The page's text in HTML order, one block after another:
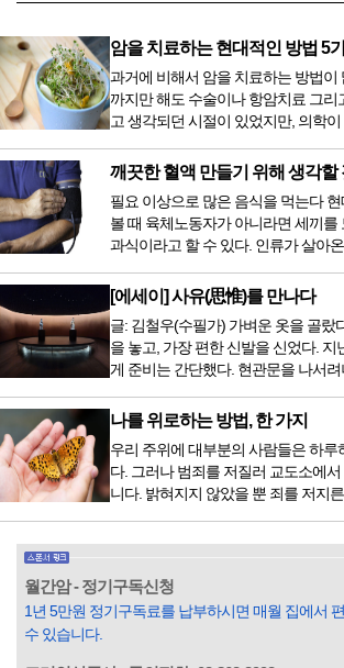
암을 치료하는 현대적인 방법 5
과거에 비해서 암을 치료하는 방법이
까지만 해도 수술이나 항암치료 그
고 생각되던 시절이 있었지만, 의학이
오면서 암을 치료하는 방법이 하나 더
자 치료를 받기 위해서는 일본이나
있는 나라에 가서 힘들게 치료받았지
전립선암 환자를 시작으로 중입자 치
치료 범위가 한정되어 모든 암 환자가
는 없지만 치료...
깨끗한 혈액 만들기 위해 생각할
필요 이상으로 많은 음식을 먹는다
볼 때 육체노동자가 아니라면 세끼를
과식이라고 할 수 있다. 인류가 살아
저녁을 습관적으로 음식을 섭취한다.
음식을 먹거나, 아침에 식욕이 없는데
가 활기차다’라는 이야기에 사로잡
다. 식욕이 없다는 느낌은 본능이 보
화할 힘이 없다거나 더 이상 먹으면
[에세이] 사유(思惟)를 만나다
글: 김철우(수필가) 가벼운 옷을 골랐
을 놓고, 가장 편한 신발을 신었다.
게 준비는 간단했다. 현관문을 나서려
막이 열리기 전. 그 특유의 무대 냄새
은 것이었다. 두 금동 미륵 반가사유
렇게 시작됐다. 두 반가사유상을 알게 된 것은 몇 해 전이었다.
잡지의 발행인으로 독자에게 선보일
중 우리 문화재를 하나씩 소개하고자...
나를 위로하는 방법, 한 가지
우리 주위에 대부분의 사람들은 하루
다. 그러나 범죄를 저질러 교도소에
니다. 밝혀지지 않았을 뿐 죄를 저지
입힌다는 것입니다. 미꾸라지 한 마리
옛말이 그저 허투루 생기지는 않은 듯
들은 열심히 살아갑니다. 그렇다고
월간암 - 정기구독신청
1년 5만원 정기구독료를 납부하시면 매월 집에서
수 있습니다.